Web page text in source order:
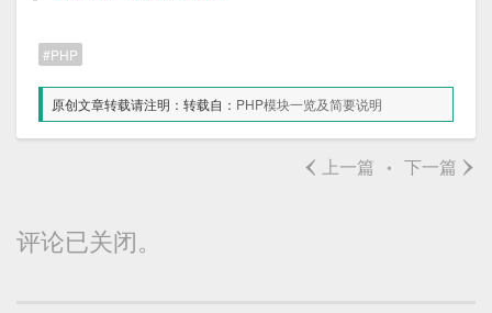
PHP
原创文章转载请注明：转载自： PHP模块一览及简要说明
‹ 上一篇 • 下一篇 ›
评论已关闭。